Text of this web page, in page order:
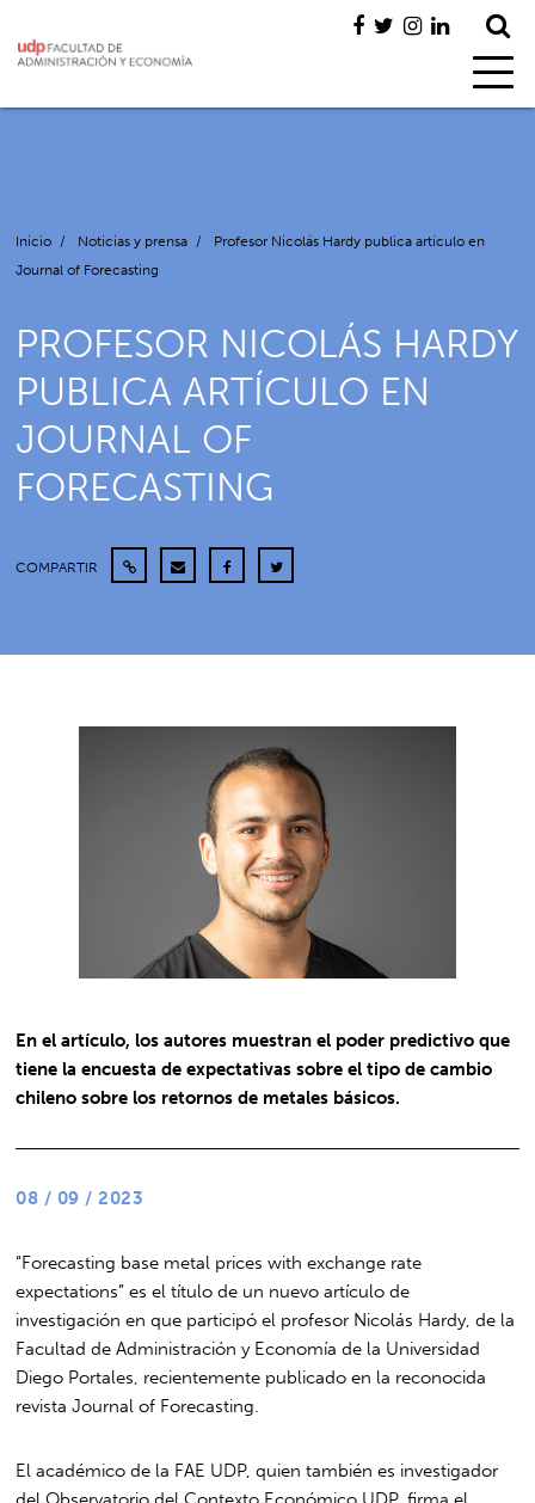
Inicio / Noticias y prensa /
Profesor Nicolás Hardy publica artículo en
Journal of Forecasting
PROFESOR NICOLÁS HARDY
PUBLICA ARTÍCULO EN
JOURNAL OF
FORECASTING
COMPARTIR
En el artículo, los autores muestran el poder predictivo que
tiene la encuesta de expectativas sobre el tipo de cambio
chileno sobre los retornos de metales básicos.
08 / 09 / 2023
“Forecasting base metal prices with exchange rate
expectations” es el título de un nuevo artículo de
investigación en que participó el profesor Nicolás Hardy, de la
Facultad de Administración y Economía de la Universidad
Diego Portales, recientemente publicado en la reconocida
revista Journal of Forecasting.
El académico de la FAE UDP, quien también es investigador